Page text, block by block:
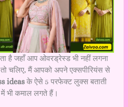
है जहाँ आप ओवरड्रेस्ड भी नहीं लगना
चलिए, मैं आपको अपने एक्सपीरियंस से
ideasके ऐसे 5 परफेक्ट लुक्स बताती
भी कमाल लगते हैं।